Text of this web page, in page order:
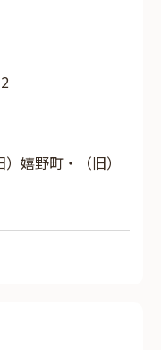
嬉野町・（旧）